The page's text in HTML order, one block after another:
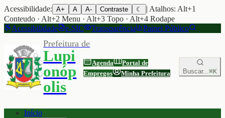
Acessibilidade: A+ A A- Contraste ☾
| Atalhos: Alt+1
Conteudo · Alt+2 Menu · Alt+3 Topo · Alt+4 Rodape
Acessibilidade
e-SIC Transparência Painel Público
Prefeitura de
Lupi
onóp
olis
Agenda
Portal de
Empregos
Minha Prefeitura Buscar...⌘K
Início